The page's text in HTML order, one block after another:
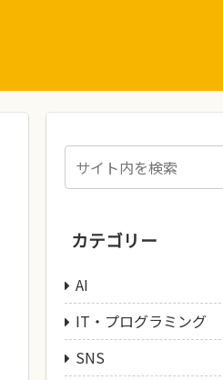
カテゴリー
AI
IT・プログラミング
SNS